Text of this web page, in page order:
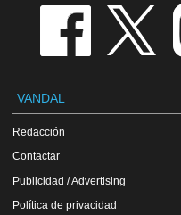
VANDAL
Redacción
Contactar
Publicidad / Advertising
Política de privacidad